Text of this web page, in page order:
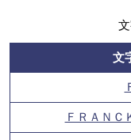
文
ＦＲＡＮＣ